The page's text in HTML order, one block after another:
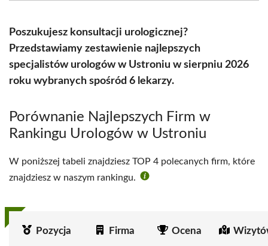
Poszukujesz konsultacji urologicznej?
Przedstawiamy zestawienie najlepszych
specjalistów urologów w Ustroniu w sierpniu 2026
roku wybranych spośród 6 lekarzy.
Porównanie Najlepszych Firm w
Rankingu Urologów w Ustroniu
W poniższej tabeli znajdziesz TOP 4 polecanych firm, które
znajdziesz w naszym rankingu.
Pozycja Firma Ocena